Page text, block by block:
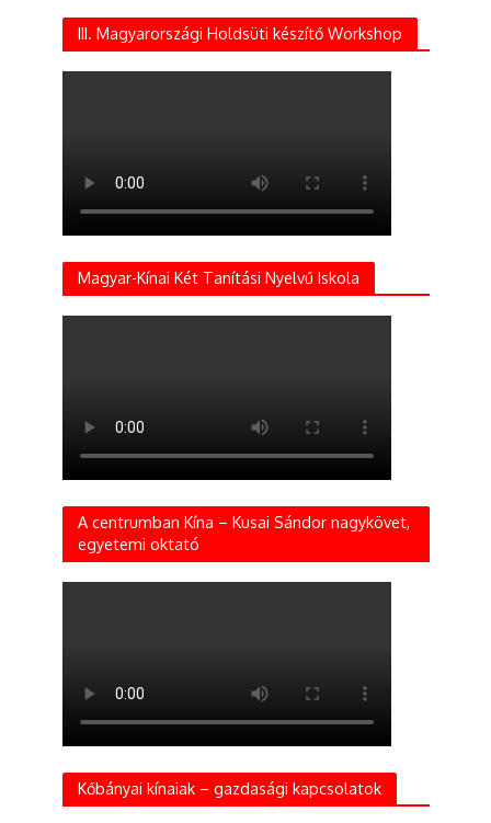
III. Magyarországi Holdsüti készítő Workshop
Magyar-Kínai Két Tanítási Nyelvű Iskola
A centrumban Kína – Kusai Sándor nagykövet,
egyetemi oktató
Kőbányai kínaiak – gazdasági kapcsolatok